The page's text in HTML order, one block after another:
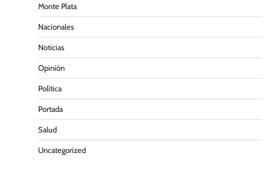
Monte Plata
Nacionales
Noticias
Opinión
Política
Portada
Salud
Uncategorized